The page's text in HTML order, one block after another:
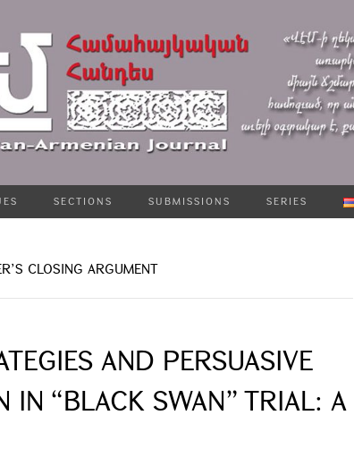
SECTIONS SUBMISSIONS SERIES
CLOSING ARGUMENT
AND PERSUASIVE
IN “BLACK SWAN” TRIAL: A